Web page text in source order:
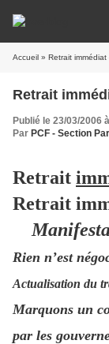
Accueil » Retrait
Retrait
Publié le 23/03/2006
Par PCF - Section
Retrait
Retrait
Rien n’est
Actualisation du
Marquons un
par les